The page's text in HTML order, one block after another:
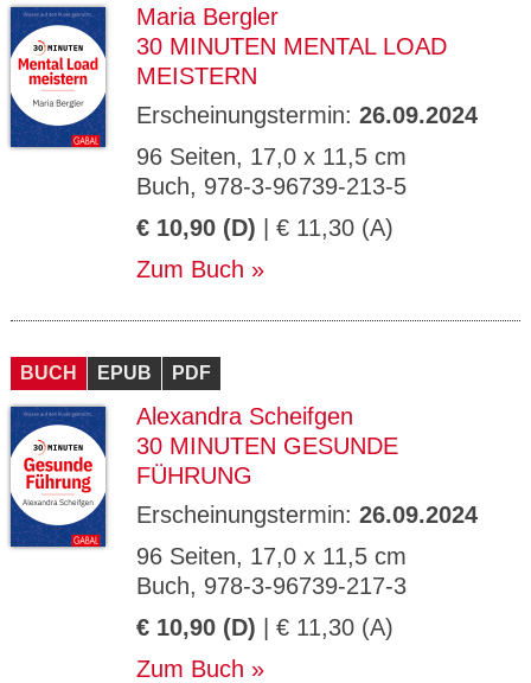
Maria Bergler
30 MINUTEN MENTAL LOAD
MEISTERN
Erscheinungstermin: 26.09.2024
96 Seiten, 17,0 x 11,5 cm
Buch, 978-3-96739-213-5
€ 10,90 (D) | € 11,30 (A)
Zum Buch
BUCH EPUB PDF
Alexandra Scheifgen
30 MINUTEN GESUNDE
FÜHRUNG
Erscheinungstermin: 26.09.2024
96 Seiten, 17,0 x 11,5 cm
Buch, 978-3-96739-217-3
€ 10,90 (D) | € 11,30 (A)
Zum Buch